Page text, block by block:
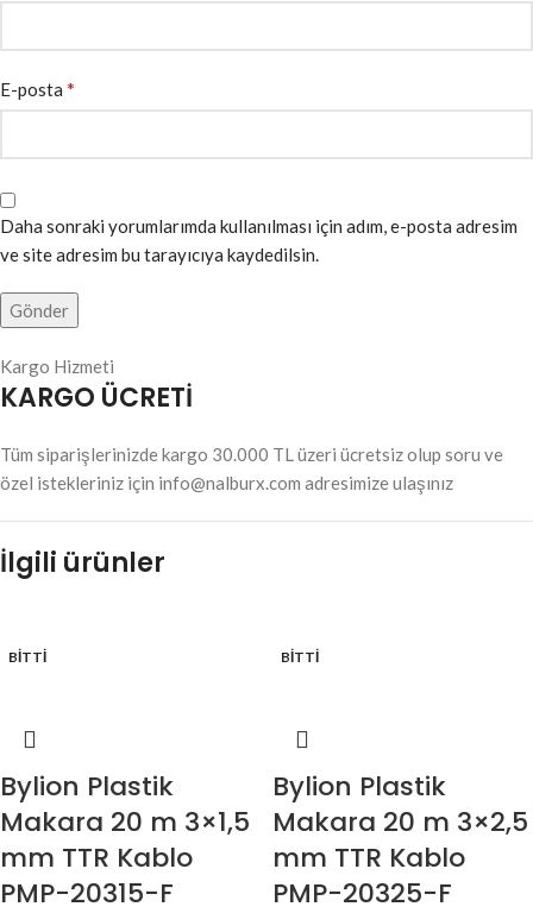
E-posta *
Daha sonraki yorumlarımda kullanılması için adım, e-posta adresim
ve site adresim bu tarayıcıya kaydedilsin.
Kargo Hizmeti
KARGO ÜCRETİ
Tüm siparişlerinizde kargo 30.000 TL üzeri ücretsiz olup soru ve
özel istekleriniz için info@nalburx.com adresimize ulaşınız
İlgili ürünler
BITTI
Bylion Plastik
Makara 20 m 3×1,5
mm TTR Kablo
PMP-20315-F
BITTI
Bylion Plastik
Makara 20 m 3×2,5
mm TTR Kablo
PMP-20325-F